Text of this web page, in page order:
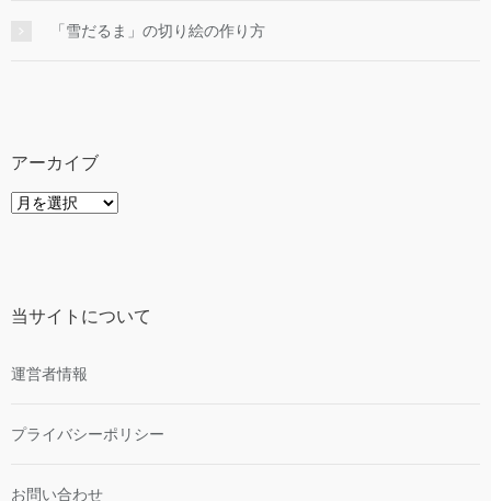
「雪だるま」の切り絵の作り方
アーカイブ
ア
当サイトについて
運営者情報
プライバシーポリシー
お問い合わせ